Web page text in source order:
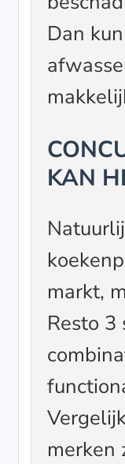
Dan
KAN
markt,
Resto 3
merken